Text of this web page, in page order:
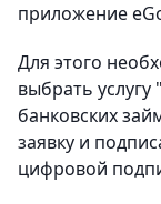
приложение
Для этого
выбрать
банковских
заявку и
цифровой